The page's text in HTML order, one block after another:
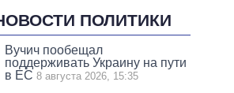
ПОЛИТИКИ
Вучич пообещал
поддерживать Украину на пути
в ЕС 8 августа 2026, 15:35